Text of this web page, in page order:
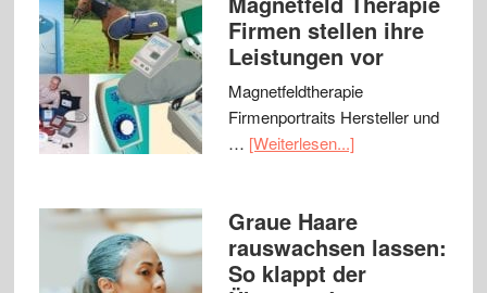
Firmen stellen ihre
Leistungen vor
Magnetfeldtherapie
Firmenportraits Hersteller und
… [Weiterlesen...]
Graue Haare
rauswachsen lassen:
So klappt der